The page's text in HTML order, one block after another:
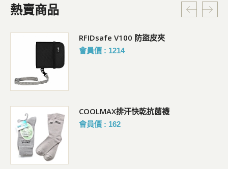
熱賣商品
RFIDsafe V100 防盜皮夾
會員價 : 1214
COOLMAX排汗快乾抗菌襪
會員價 : 162